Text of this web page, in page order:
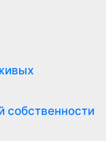
собственности